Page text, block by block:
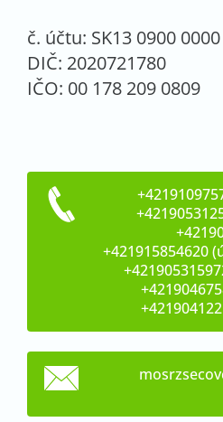
č. účtu: SK13 0900
DIČ: 2020721780
IČO: 00 178 209 0809
+421915854620
mosrzsec